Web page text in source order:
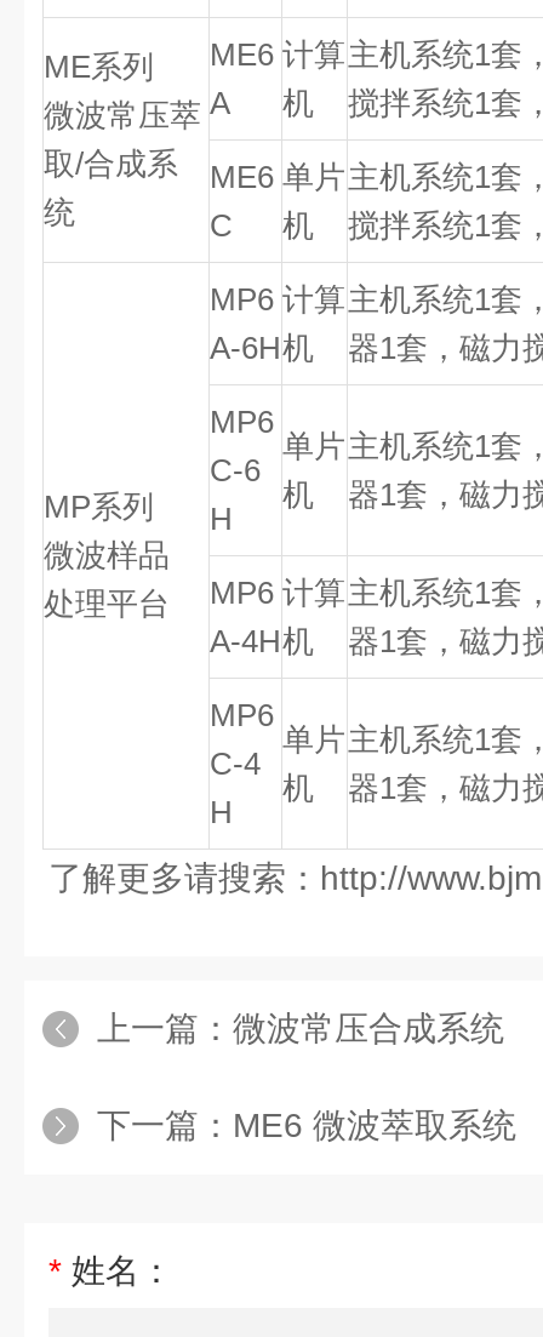
ME系列
微波常压萃
取/合成系
统
ME6
A
计算
机
主机系统1套
搅拌系统1套
ME6
C
单片
机
主机系统1套
搅拌系统1套
MP系列
微波样品
处理平台
MP6
A-6H
计算
机
主机系统1套
器1套，磁力
MP6
C-6
H
单片
机
主机系统1套
器1套，磁力
MP6
A-4H
计算
机
主机系统1套
器1套，磁力
MP6
C-4
H
单片
机
主机系统1套
器1套，磁力
了解更多请搜索：http://
上一篇： 微波常压合成系统
下一篇： ME6 微波萃取系统
* 姓名：